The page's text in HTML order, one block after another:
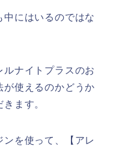
中にはいるのではな
ナイトプラスのお
が使えるのかどうか
ます。
ンを使って、【アレ